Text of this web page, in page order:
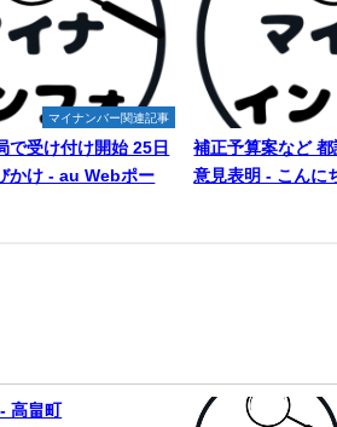
マイナンバー関連記事
で受け付け開始 25日
かけ - au Webポー
補正予算案など
意見表明 - こんに
高畠町